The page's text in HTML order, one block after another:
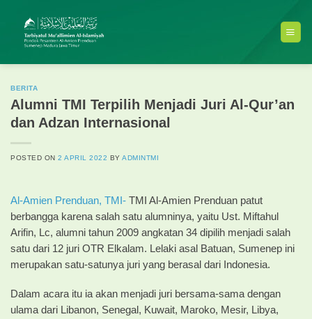
content
BERITA
Alumni TMI Terpilih Menjadi Juri Al-Qur’an
dan Adzan Internasional
POSTED ON2 APRIL 2022 BYADMINTMI
Al-Amien Prenduan, TMI- TMI Al-Amien Prenduan patut
berbangga karena salah satu alumninya, yaitu Ust. Miftahul
Arifin, Lc, alumni tahun 2009 angkatan 34 dipilih menjadi salah
satu dari 12 juri OTR Elkalam. Lelaki asal Batuan, Sumenep ini
merupakan satu-satunya juri yang berasal dari Indonesia.
Dalam acara itu ia akan menjadi juri bersama-sama dengan
ulama dari Libanon, Senegal, Kuwait, Maroko, Mesir, Libya,